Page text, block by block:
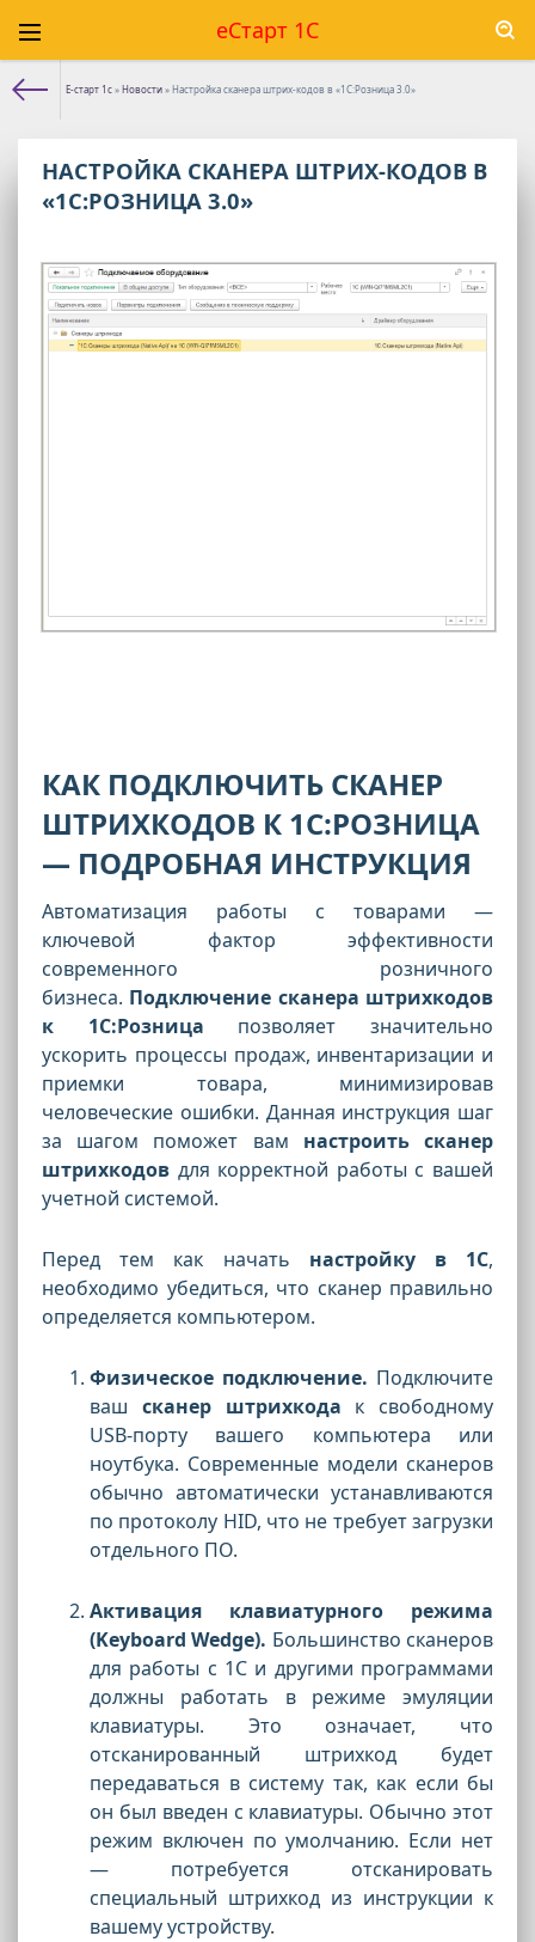
еСтарт 1С
Е-старт 1с»Новости» Настройка сканера штрих-кодов в «1С:Розница 3.0»
НАСТРОЙКА СКАНЕРА ШТРИХ-КОДОВ В
«1С:РОЗНИЦА 3.0»
КАК ПОДКЛЮЧИТЬ СКАНЕР
ШТРИХКОДОВ К 1С:РОЗНИЦА
— ПОДРОБНАЯ ИНСТРУКЦИЯ
Автоматизация работы с товарами —
ключевой фактор эффективности
современного розничного
бизнеса. Подключение сканера штрихкодов
к 1С:Розница позволяет значительно
ускорить процессы продаж, инвентаризации и
приемки товара, минимизировав
человеческие ошибки. Данная инструкция шаг
за шагом поможет вам настроить сканер
штрихкодов для корректной работы с вашей
учетной системой.
Перед тем как начать настройку в 1С,
необходимо убедиться, что сканер правильно
определяется компьютером.
Физическое подключение. Подключите
ваш сканер штрихкода к свободному
USB-порту вашего компьютера или
ноутбука. Современные модели сканеров
обычно автоматически устанавливаются
по протоколу HID, что не требует загрузки
отдельного ПО.
Активация клавиатурного режима
(Keyboard Wedge). Большинство сканеров
для работы с 1С и другими программами
должны работать в режиме эмуляции
клавиатуры. Это означает, что
отсканированный штрихкод будет
передаваться в систему так, как если бы
он был введен с клавиатуры. Обычно этот
режим включен по умолчанию. Если нет
— потребуется отсканировать
специальный штрихкод из инструкции к
вашему устройству.